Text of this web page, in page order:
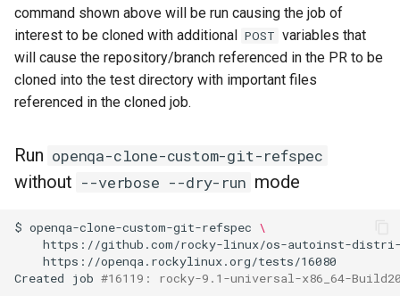
command shown above will be run causing the job of
interest to be cloned with additional POST variables that
will cause the repository/branch referenced in the PR to be
cloned into the test directory with important files
referenced in the cloned job.
Run openqa-clone-custom-git-refspec
without --verbose --dry-run mode
$ openqa-clone-custom-git-refspec \
https://github.com/rocky-linux/os-autoinst-
https://openqa.rockylinux.org/tests/16080
Created
job #16119: rocky-9.1-universal-x86_64-